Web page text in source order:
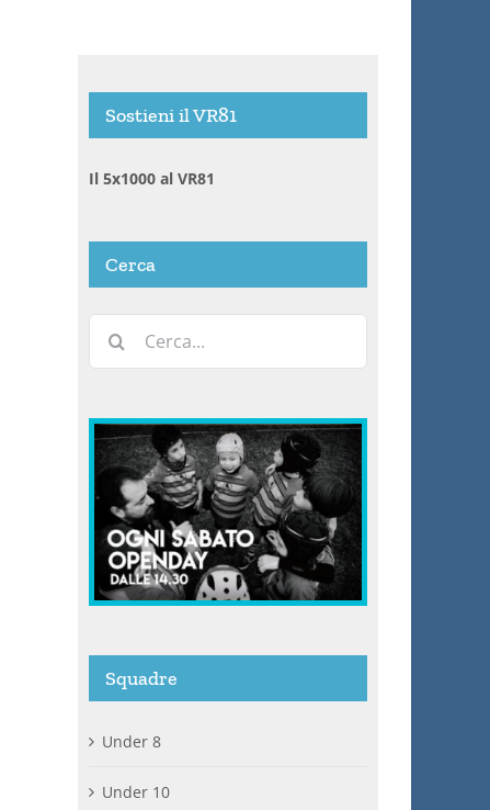
Sostieni il VR81
Il 5x1000 al VR81
Cerca
per:
Squadre
Under 8
Under 10